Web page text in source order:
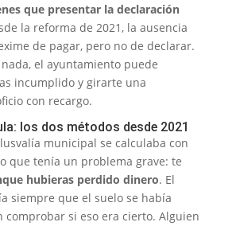
que presentar la declaración
la reforma de 2021, la ausencia
de pagar, pero no de declarar.
el ayuntamiento puede
incumplido y girarte una
con recargo.
los dos métodos desde 2021
municipal se calculaba con
que tenía un problema grave: te
hubieras perdido dinero. El
siempre que el suelo se había
comprobar si eso era cierto. Alguien